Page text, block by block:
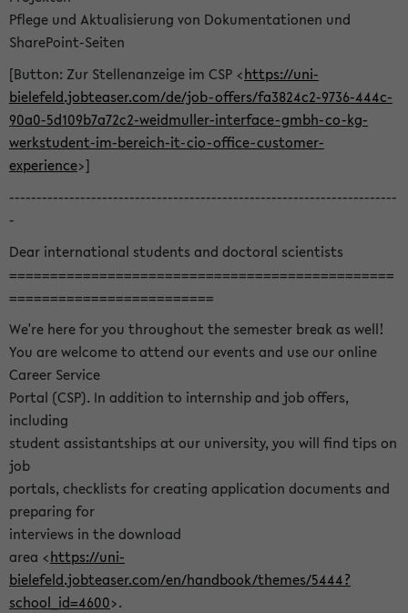
Pflege und Aktualisierung von Dokumentationen und
SharePoint-Seiten
[Button: Zur Stellenanzeige im CSP <https://uni-
bielefeld.jobteaser.com/de/job-offers/fa3824c2-9736-444c-
90a0-5d109b7a72c2-weidmuller-interface-gmbh-co-kg-
werkstudent-im-bereich-it-cio-office-customer-
experience>]
-----------------------------------------------------------------------
-
Dear international students and doctoral scientists
===============================================
=========================
We're here for you throughout the semester break as well!
You are welcome to attend our events and use our online
Career Service
Portal (CSP). In addition to internship and job offers,
including
student assistantships at our university, you will find tips on
job
portals, checklists for creating application documents and
preparing for
interviews in the download
area <https://uni-
bielefeld.jobteaser.com/en/handbook/themes/5444?
school_id=4600>.